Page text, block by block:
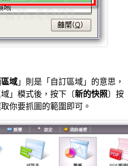
域 」則是「自訂區域」的意思，
」模式後，按下〔新的快照〕按
你要抓圖的範圍即可。